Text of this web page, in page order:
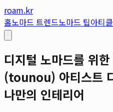
roam.kr
홈노마드 트렌드노마드 팁아티클
디지털 노마드를 위
(tounou) 아티스트
나만의 인테리어